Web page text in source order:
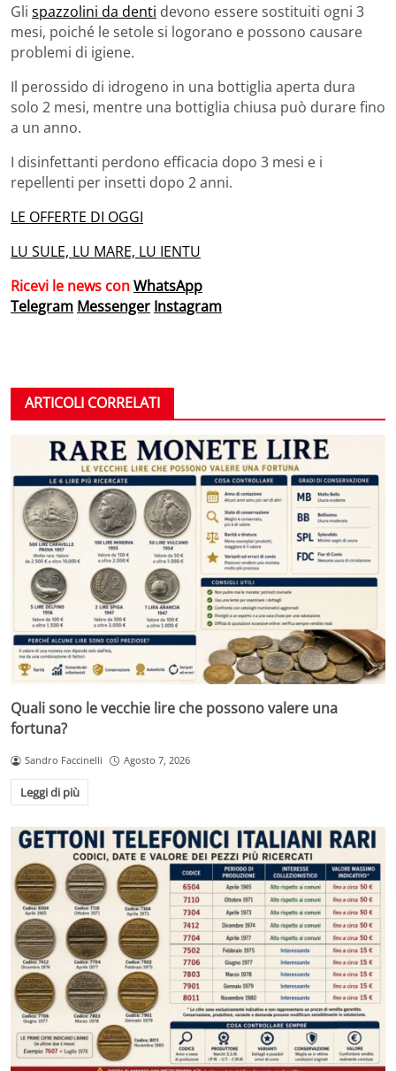
Gli spazzolini da denti devono essere sostituiti ogni 3
mesi, poiché le setole si logorano e possono causare
problemi di igiene.
Il perossido di idrogeno in una bottiglia aperta dura
solo 2 mesi, mentre una bottiglia chiusa può durare fino
a un anno.
I disinfettanti perdono efficacia dopo 3 mesi e i
repellenti per insetti dopo 2 anni.
LE OFFERTE DI OGGI
LU SULE, LU MARE, LU IENTU
Ricevi le news conWhatsApp
Telegram Messenger Instagram
ARTICOLI CORRELATI
Quali sono le vecchie lire che possono valere una
fortuna?
Sandro Faccinelli Agosto 7, 2026
Leggi di più